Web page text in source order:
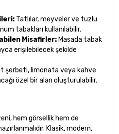
Tatlılar, meyveler ve tuzlu
tabakları kullanılabilir.
Misafirler: Masada tabak
erişilebilecek şekilde
şerbeti, limonata veya kahve
özel bir alan oluşturulabilir.
hem görsellik hem de
Klasik, modern,